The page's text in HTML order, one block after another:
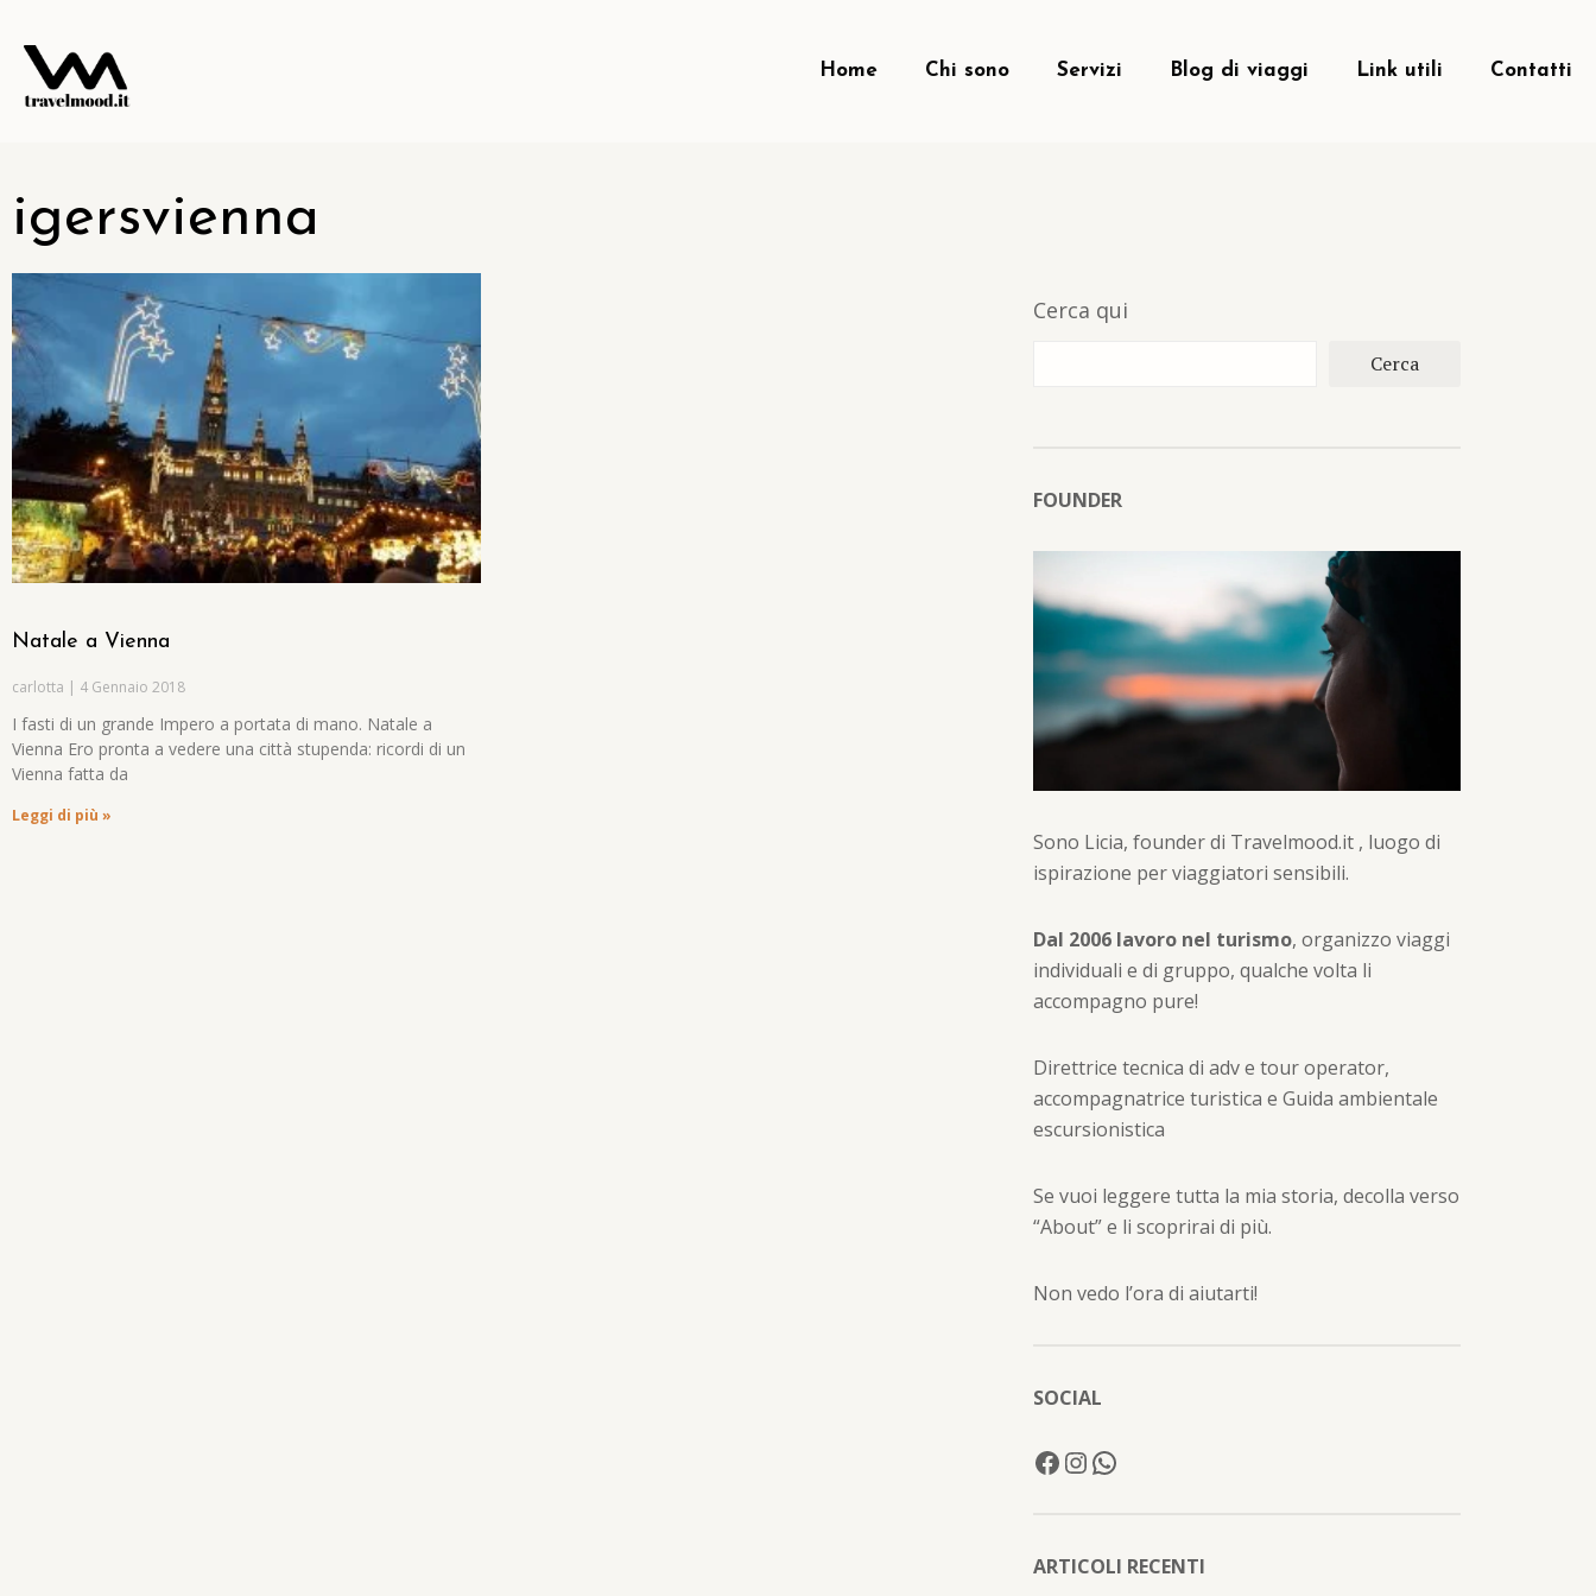
Home Chi sono Servizi Blog di viaggi Link utili Contatti
igersvienna
Natale a Vienna
carlotta 4 Gennaio 2018
I fasti di un grande Impero a portata di mano. Natale a
Vienna Ero pronta a vedere una città stupenda: ricordi di un
Vienna fatta da
Leggi di più »
Cerca qui
Cerca
FOUNDER
Sono Licia, founder di Travelmood.it , luogo di
ispirazione per viaggiatori sensibili.
Dal 2006 lavoro nel turismo, organizzo viaggi
individuali e di gruppo, qualche volta li
accompagno pure!
Direttrice tecnica di adv e tour operator,
accompagnatrice turistica e Guida ambientale
escursionistica
Se vuoi leggere tutta la mia storia, decolla verso
“About” e li scoprirai di più.
Non vedo l’ora di aiutarti!
SOCIAL
ARTICOLI RECENTI